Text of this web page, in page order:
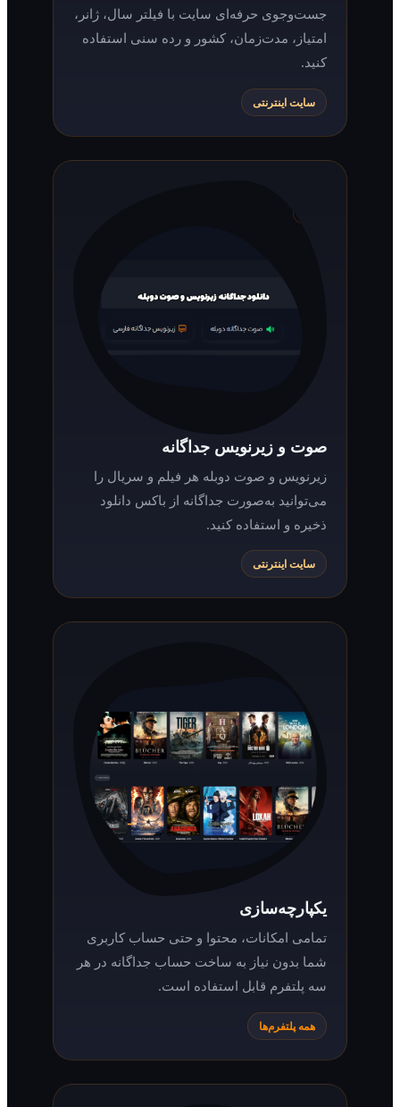
جست‌وجوی حرفه‌ای سایت با فیلتر سال، ژانر،
امتیاز، مدت‌زمان، کشور و رده سنی استفاده
سایت اینترنتی
صوت و زیرنویس جداگانه
زیرنویس و صوت دوبله هر فیلم و سریال را
می‌توانید به‌صورت جداگانه از باکس دانلود
ذخیره و استفاده کنید.
سایت اینترنتی
یکپارچه‌سازی
تمامی امکانات، محتوا و حتی حساب کاربری
شما بدون نیاز به ساخت حساب جداگانه در هر
سه پلتفرم قابل استفاده است.
همه پلتفرم‌ها